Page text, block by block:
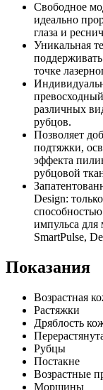
Свободное
идеально
глаза и
Уникальная
точке
различных
рубцов.
Позволяет
подтяжки,
эффекта
рубцовой
Design:
импульса для
SmartPulse,
Показания
Возрастная
Растяжки
Дряблость
Рубцы
Постакне
Возрастные
Морщины